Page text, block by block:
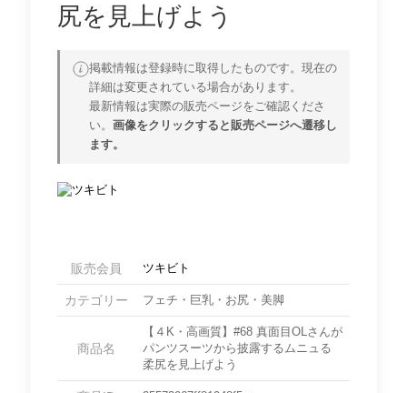
尻を見上げよう
掲載情報は登録時に取得したものです。現在の
詳細は変更されている場合があります。
最新情報は実際の販売ページをご確認くださ
い。 画像をクリックすると販売ページへ遷移し
ます。
販売会員 ツキビト
カテゴリー フェチ・巨乳・お尻・美脚
商品名
【４K・高画質】#68 真面目OLさんが
パンツスーツから披露するムニュる
柔尻を見上げよう